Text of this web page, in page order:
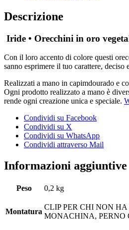
Descrizione
Iride • Orecchini in oro
Con il loro accento di colore questi
sanno esprimere il tuo carattere, deciso
Realizzati a mano in capimdourado e
Ogni prodotto realizzato a mano è
rende ogni creazione unica e speciale.
Condividi su Facebook
Condividi su X
Condividi su WhatsApp
Condividi attraverso Mail
Informazioni aggiuntive
Peso 0,2 kg
Montatura
CLIP PER CHI NON
MONACHINA, PERNO